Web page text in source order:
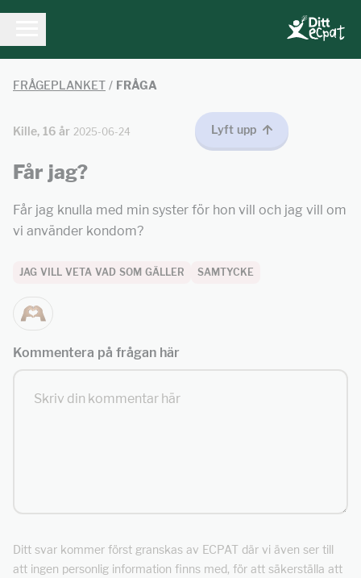
FRÅGEPLANKET / FRÅGA
Kille, 16 år 2025-06-24 Lyft upp
Får jag?
Får jag knulla med min syster för hon vill och jag vill om
vi använder kondom?
JAG VILL VETA VAD SOM GÄLLER SAMTYCKE
Kommentera på frågan här
Ditt svar kommer först granskas av ECPAT där vi även ser till
att ingen personlig information finns med, för att säkerställa att